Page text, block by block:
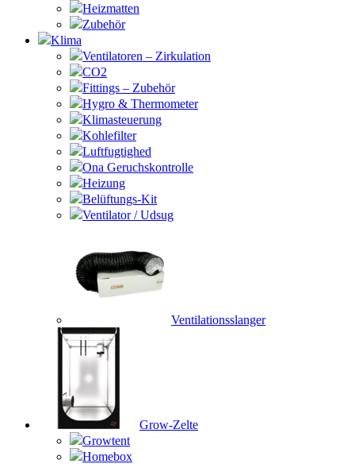
Heizmatten
Zubehör
Klima
Ventilatoren – Zirkulation
CO2
Fittings – Zubehör
Hygro & Thermometer
Klimasteuerung
Kohlefilter
Luftfugtighed
Ona Geruchskontrolle
Heizung
Belüftungs-Kit
Ventilator / Udsug
Ventilationsslanger
Grow-Zelte
Growtent
Homebox